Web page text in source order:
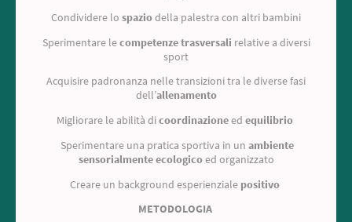
Condividere lo spaziodella palestra con altri bambini
Sperimentare lecompetenze trasversali relative a diversi
sport
Acquisire padronanza nelle transizioni tra le diverse fasi
dell’allenamento
Migliorare le abilità dicoordinazioneed equilibrio
Sperimentare una pratica sportiva in un ambiente
sensorialmente ecologicoed organizzato
Creare un background esperienziale positivo
METODOLOGIA